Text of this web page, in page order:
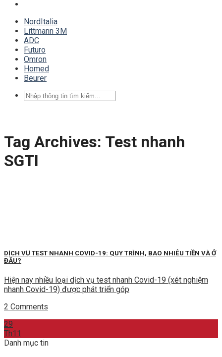
NordItalia
Littmann 3M
ADC
Futuro
Omron
Homed
Beurer
Tìm
kiếm:
Tag Archives: Test nhanh
SGTI
DỊCH VỤ TEST NHANH COVID-19: QUY TRÌNH, BAO NHIÊU TIỀN VÀ Ở
ĐÂU?
Hiện nay nhiều loại dịch vụ test nhanh Covid-19 (xét nghiệm
nhanh Covid-19) được phát triển góp
2 Comments
29
Th11
Danh mục tin